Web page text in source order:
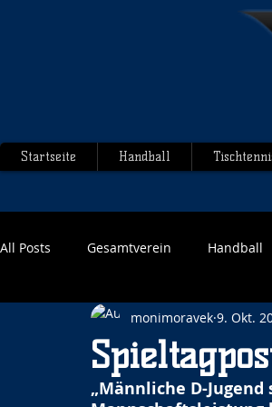
Startseite Handball
All Posts Gesamtverein Handball
monimoravek 9. Okt.
„Männliche D-